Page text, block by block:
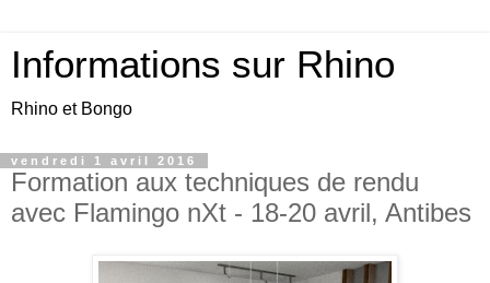
Informations sur Rhino
Rhino et Bongo
vendredi 1 avril 2016
Formation aux techniques de rendu
avec Flamingo nXt - 18-20 avril, Antibes